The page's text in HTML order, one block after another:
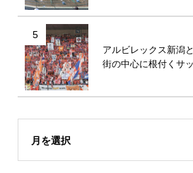
5
アルビレックス新潟
街の中心に根付くサ
月を選択